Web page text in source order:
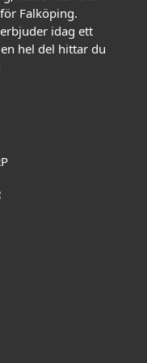
Falköping.
idag ett
hel del hittar du